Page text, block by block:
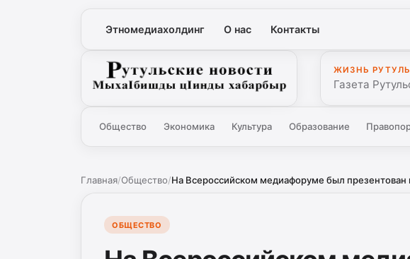
Этномедиахолдинг О нас Контакты
Рутульские новости
ЖИЗНЬ
Газета
Общество Экономика Культура Образование
Главная/Общество/На Всероссийском медиафоруме был презентован
ОБЩЕСТВО